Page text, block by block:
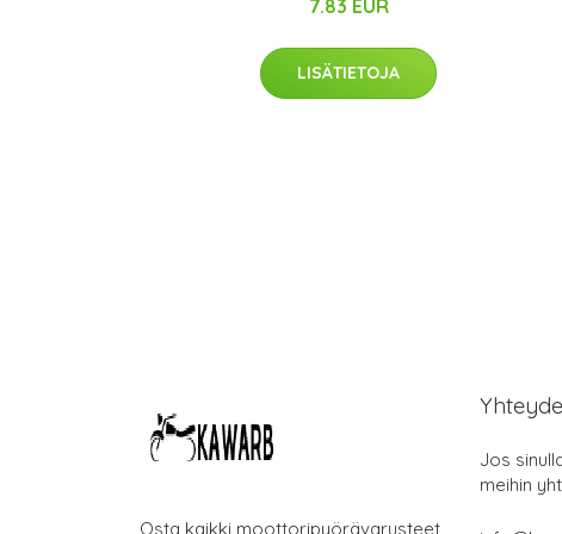
7.83 EUR
LISÄTIETOJA
Osta kaikki moottoripyörävarusteet
Jos
meihin